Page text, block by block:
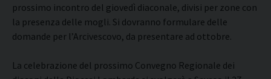
prossimo incontro del giovedì diaconale, divisi per zone con
la presenza delle mogli. Si dovranno formulare delle
domande per l’Arcivescovo, da presentare ad ottobre.
La celebrazione del prossimo Convegno Regionale dei